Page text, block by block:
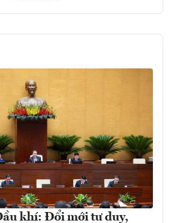
khí: Đổi mới tư duy,